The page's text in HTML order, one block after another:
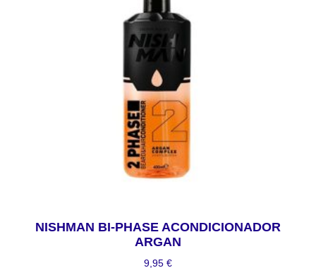
NISHMAN BI-PHASE ACONDICIONADOR
ARGAN
9,95 €